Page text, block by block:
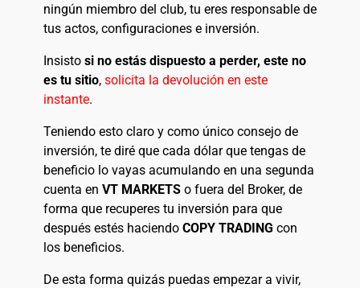
ningún miembro del club, tu eres responsable de
tus actos, configuraciones e inversión.
Insistosi no estás dispuesto a perder, este no
es tu sitio, solicita la devolución en este
instante.
Teniendo esto claro y como único consejo de
inversión, te diré que cada dólar que tengas de
beneficio lo vayas acumulando en una segunda
cuenta en VT MARKETSo fuera del Broker, de
forma que recuperes tu inversión para que
después estés haciendo COPY TRADING con
los beneficios.
De esta forma quizás puedas empezar a vivir,